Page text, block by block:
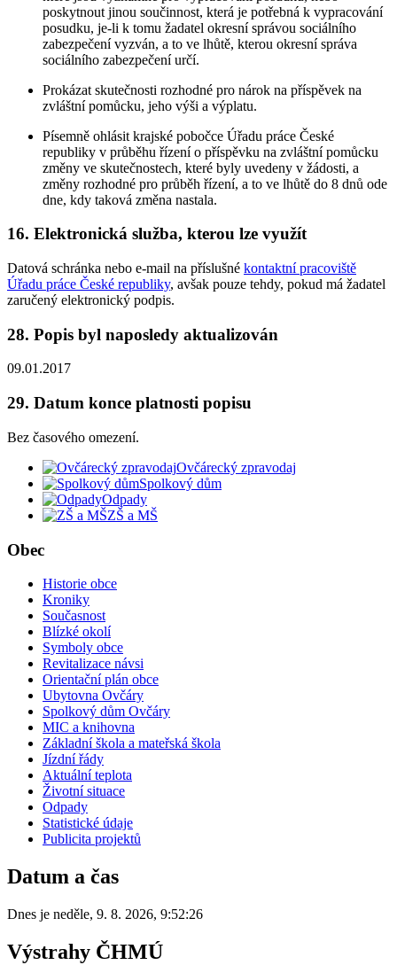
poskytnout jinou součinnost, která je potřebná k vypracování
posudku, je-li k tomu žadatel okresní správou sociálního
zabezpečení vyzván, a to ve lhůtě, kterou okresní správa
sociálního zabezpečení určí.
Prokázat skutečnosti rozhodné pro nárok na příspěvek na
zvláštní pomůcku, jeho výši a výplatu.
Písemně ohlásit krajské pobočce Úřadu práce České
republiky v průběhu řízení o příspěvku na zvláštní pomůcku
změny ve skutečnostech, které byly uvedeny v žádosti, a
změny rozhodné pro průběh řízení, a to ve lhůtě do 8 dnů ode
dne, kdy taková změna nastala.
16. Elektronická služba, kterou lze využít
Datová schránka nebo e-mail na příslušné kontaktní pracoviště
Úřadu práce České republiky, avšak pouze tehdy, pokud má žadatel
zaručený elektronický podpis.
28. Popis byl naposledy aktualizován
09.01.2017
29. Datum konce platnosti popisu
Bez časového omezení.
Ovčárecký zpravodaj
Spolkový dům
Odpady
ZŠ a MŠ
Obec
Historie obce
Kroniky
Současnost
Blízké okolí
Symboly obce
Revitalizace návsi
Orientační plán obce
Ubytovna Ovčáry
Spolkový dům Ovčáry
MIC a knihovna
Základní škola a mateřská škola
Jízdní řády
Aktuální teplota
Životní situace
Odpady
Statistické údaje
Publicita projektů
Datum a čas
Dnes je neděle, 9. 8. 2026, 9:52:26
Výstrahy ČHMÚ